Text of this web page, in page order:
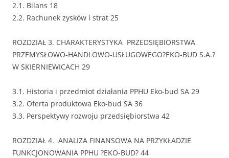
2.1. Bilans 18
2.2. Rachunek zysków i strat 25
ROZDZIAŁ 3. CHARAKTERYSTYKA PRZEDSIĘBIORSTWA
PRZEMYSŁOWO-HANDLOWO-USŁUGOWEGO?EKO-BUD S.A.?
W SKIERNIEWICACH 29
3.1. Historia i przedmiot działania PPHU Eko-bud SA 29
3.2. Oferta produktowa Eko-bud SA 36
3.3. Perspektywy rozwoju przedsiębiorstwa 42
ROZDZIAŁ 4. ANALIZA FINANSOWA NA PRZYKŁADZIE
FUNKCJONOWANIA PPHU ?EKO-BUD? 44